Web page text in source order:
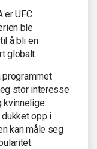
er UFC
ble
å bli en
globalt.
programmet
stor interesse
kvinnelige
opp i
kan måle seg